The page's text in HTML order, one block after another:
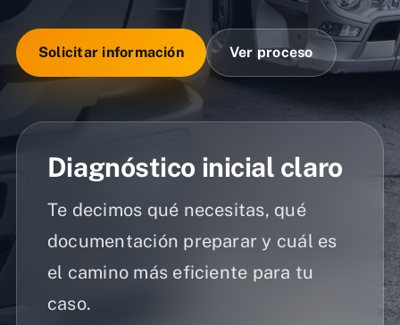
Solicitar información Ver proceso
Diagnóstico inicial claro
Te decimos qué necesitas, qué
documentación preparar y cuál es
el camino más eficiente para tu
caso.